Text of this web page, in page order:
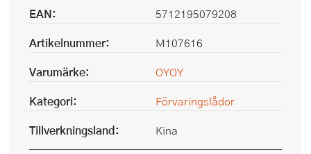
EAN:
5712195079208
Artikelnummer:
M107616
Varumärke:
OYOY
Kategori:
Förvaringslådor
Tillverkningsland:
Kina